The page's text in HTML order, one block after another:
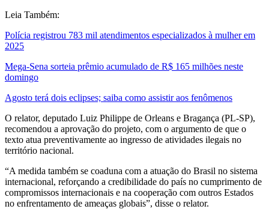
Leia Também:
Polícia registrou 783 mil atendimentos especializados à mulher em
2025
Mega-Sena sorteia prêmio acumulado de R$ 165 milhões neste
domingo
Agosto terá dois eclipses; saiba como assistir aos fenômenos
O relator, deputado Luiz Philippe de Orleans e Bragança (PL-SP),
recomendou a aprovação do projeto, com o argumento de que o
texto atua preventivamente ao ingresso de atividades ilegais no
território nacional.
“A medida também se coaduna com a atuação do Brasil no sistema
internacional, reforçando a credibilidade do país no cumprimento de
compromissos internacionais e na cooperação com outros Estados
no enfrentamento de ameaças globais”, disse o relator.